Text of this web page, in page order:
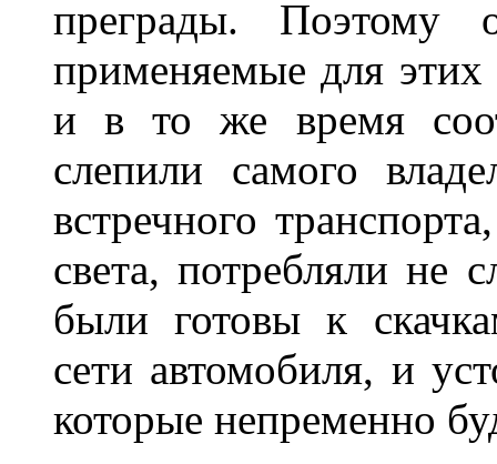
преграды. Поэтому
применяемые для
и в то же время
слепили самого
встречного
света, потребляли не
были готовы к
сети автомобиля, и
которые непременно